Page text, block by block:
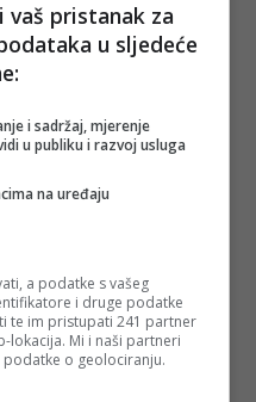
vaš pristanak za
u sljedeće
i sadržaj, mjerenje
u publiku i razvoj usluga
na uređaju
a podatke s vašeg
i druge podatke
te im pristupati 241 partner
lokacija. Mi i naši partneri
o geolociranju.